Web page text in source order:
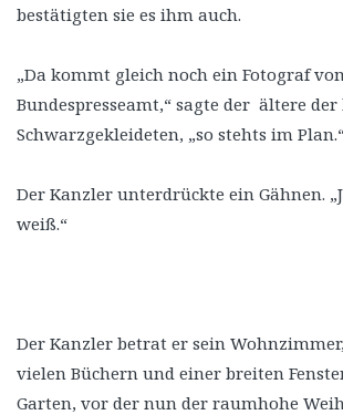
bestätigten sie es ihm auch.
„Da kommt gleich noch ein Fotograf
Bundespresseamt,“ sagte der ältere der
Schwarzgekleideten, „so stehts im
Der Kanzler unterdrückte ein Gähnen.
weiß.“
Der Kanzler betrat er sein
vielen Büchern und einer breiten
Garten, vor der nun der raumhohe